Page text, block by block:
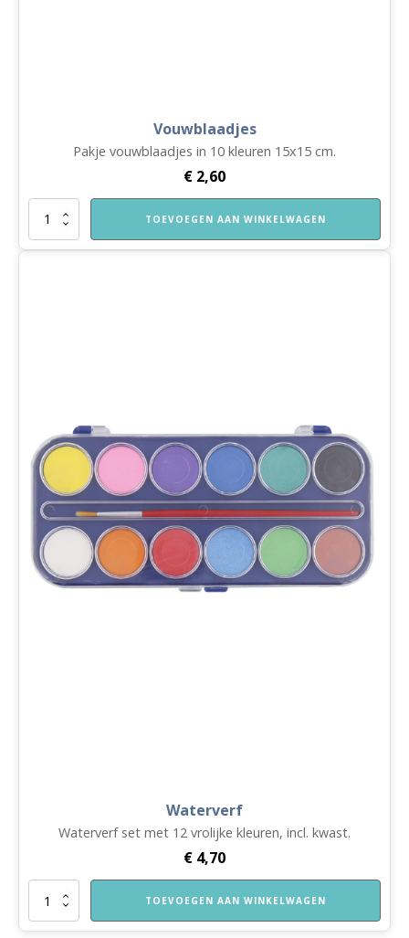
Vouwblaadjes
Pakje vouwblaadjes in 10 kleuren 15x15 cm.
€ 2,60
Vouwblaadjes
TOEVOEGEN AAN WINKELWAGEN
Waterverf
Waterverf set met 12 vrolijke kleuren, incl. kwast.
€ 4,70
Waterverf
TOEVOEGEN AAN WINKELWAGEN